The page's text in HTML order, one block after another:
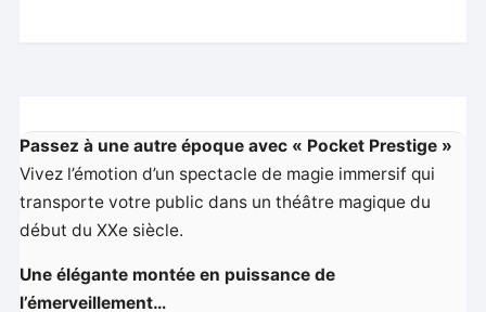
Passez à une autre époque avec « Pocket Prestige »
Vivez l’émotion d’un spectacle de magie immersif qui
transporte votre public dans un théâtre magique du
début du XXe siècle.
Une élégante montée en puissance de
l’émerveillement…